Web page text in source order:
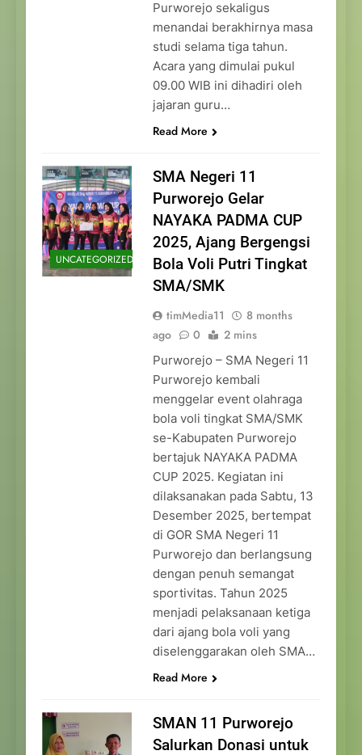
Purworejo sekaligus
menandai berakhirnya masa
studi selama tiga tahun.
Acara yang dimulai pukul
09.00 WIB ini dihadiri oleh
jajaran guru…
Read More
UNCATEGORIZED
SMA Negeri 11
Purworejo Gelar
NAYAKA PADMA CUP
2025, Ajang Bergengsi
Bola Voli Putri Tingkat
SMA/SMK
timMedia11
8 months
ago
0 2 mins
Purworejo – SMA Negeri 11
Purworejo kembali
menggelar event olahraga
bola voli tingkat SMA/SMK
se-Kabupaten Purworejo
bertajuk NAYAKA PADMA
CUP 2025. Kegiatan ini
dilaksanakan pada Sabtu, 13
Desember 2025, bertempat
di GOR SMA Negeri 11
Purworejo dan berlangsung
dengan penuh semangat
sportivitas. Tahun 2025
menjadi pelaksanaan ketiga
dari ajang bola voli yang
diselenggarakan oleh SMA…
Read More
SMAN 11 Purworejo
Salurkan Donasi untuk